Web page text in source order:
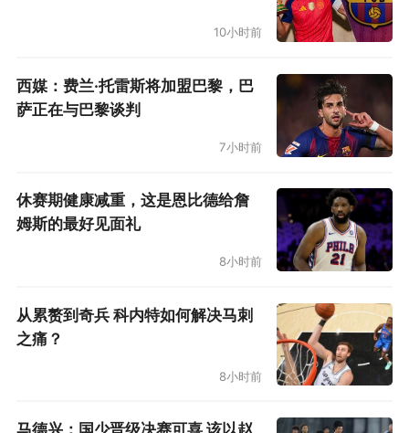
10小时前
西媒：费兰·托雷斯将加盟巴黎，巴
萨正在与巴黎谈判
7小时前
休赛期健康减重，这是恩比德给詹
姆斯的最好见面礼
8小时前
从累赘到奇兵 科内特如何解决马刺
之痛？
8小时前